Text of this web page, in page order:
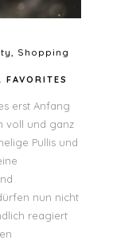
Shopping
FAVORITES
erst Anfang
voll und ganz
Pullis und
nun nicht
reagiert